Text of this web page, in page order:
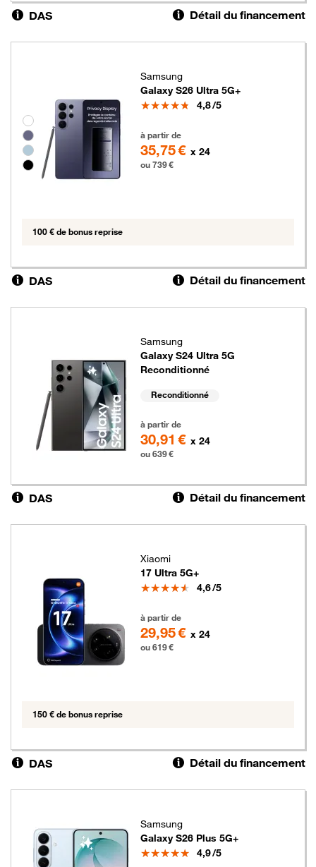
DAS Détail du financement
Groupe de couleurs disponibles non sélectionnables
Samsung
Galaxy S26 Ultra 5G+
Note
4,8/5
à partir de
35,75 € x 24
ou 739 €
100 € de bonus reprise
DAS Détail du financement
Samsung
Galaxy S24 Ultra 5G
Reconditionné
Reconditionné
à partir de
30,91 € x 24
ou 639 €
DAS Détail du financement
Xiaomi
17 Ultra 5G+
Note
4,6/5
à partir de
29,95 € x 24
ou 619 €
150 € de bonus reprise
DAS Détail du financement
Samsung
Galaxy S26 Plus 5G+
Note
4,9/5